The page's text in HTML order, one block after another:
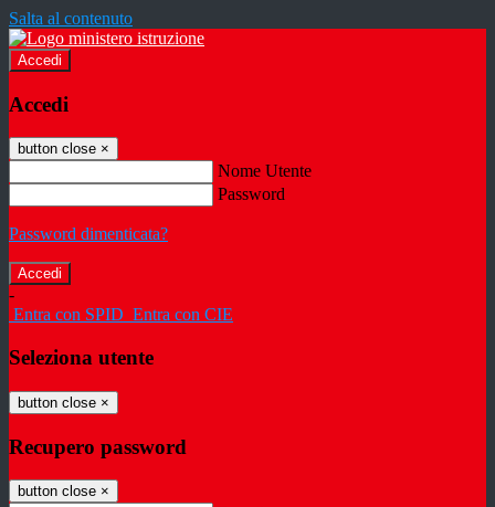
Salta al contenuto
Accedi
Accedi
button close ×
Nome Utente
Password
Password dimenticata?
-
Entra con SPID Entra con CIE
Seleziona utente
button close ×
Recupero password
button close ×